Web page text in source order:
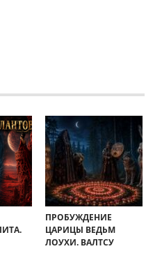
ПРОБУЖДЕНИЕ
ЦАРИЦЫ ВЕДЬМ
ЛОУХИ. ВАЛТСУ